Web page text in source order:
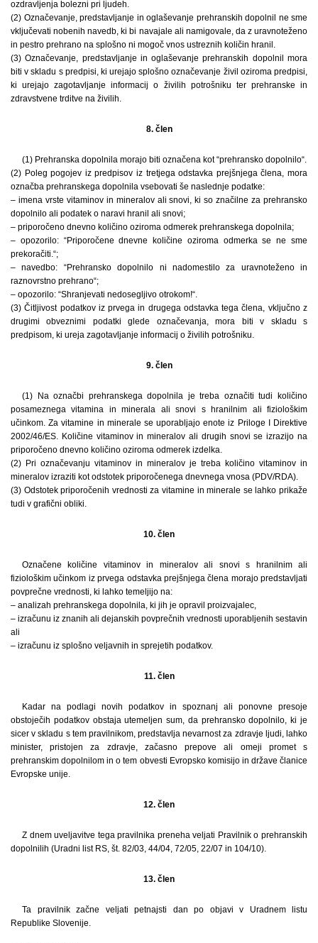
ozdravljenja bolezni pri ljudeh.
(2) Označevanje, predstavljanje in oglaševanje prehranskih dopolnil ne sme
vključevati nobenih navedb, ki bi navajale ali namigovale, da z uravnoteženo
in pestro prehrano na splošno ni mogoč vnos ustreznih količin hranil.
(3) Označevanje, predstavljanje in oglaševanje prehranskih dopolnil mora
biti v skladu s predpisi, ki urejajo splošno označevanje živil oziroma predpisi,
ki urejajo zagotavljanje informacij o živilih potrošniku ter prehranske in
zdravstvene trditve na živilih.
8. člen
(1) Prehranska dopolnila morajo biti označena kot “prehransko dopolnilo“.
(2) Poleg pogojev iz predpisov iz tretjega odstavka prejšnjega člena, mora
označba prehranskega dopolnila vsebovati še naslednje podatke:
– imena vrste vitaminov in mineralov ali snovi, ki so značilne za prehransko
dopolnilo ali podatek o naravi hranil ali snovi;
– priporočeno dnevno količino oziroma odmerek prehranskega dopolnila;
– opozorilo: “Priporočene dnevne količine oziroma odmerka se ne sme
prekoračiti.“;
– navedbo: “Prehransko dopolnilo ni nadomestilo za uravnoteženo in
raznovrstno prehrano“;
– opozorilo: “Shranjevati nedosegljivo otrokom!“.
(3) Čitljivost podatkov iz prvega in drugega odstavka tega člena, vključno z
drugimi obveznimi podatki glede označevanja, mora biti v skladu s
predpisom, ki ureja zagotavljanje informacij o živilih potrošniku.
9. člen
(1) Na označbi prehranskega dopolnila je treba označiti tudi količino
posameznega vitamina in minerala ali snovi s hranilnim ali fiziološkim
učinkom. Za vitamine in minerale se uporabljajo enote iz Priloge I Direktive
2002/46/ES. Količine vitaminov in mineralov ali drugih snovi se izrazijo na
priporočeno dnevno količino oziroma odmerek izdelka.
(2) Pri označevanju vitaminov in mineralov je treba količino vitaminov in
mineralov izraziti kot odstotek priporočenega dnevnega vnosa (PDV/RDA).
(3) Odstotek priporočenih vrednosti za vitamine in minerale se lahko prikaže
tudi v grafični obliki.
10. člen
Označene količine vitaminov in mineralov ali snovi s hranilnim ali
fiziološkim učinkom iz prvega odstavka prejšnjega člena morajo predstavljati
povprečne vrednosti, ki lahko temeljijo na:
– analizah prehranskega dopolnila, ki jih je opravil proizvajalec,
– izračunu iz znanih ali dejanskih povprečnih vrednosti uporabljenih sestavin
ali
– izračunu iz splošno veljavnih in sprejetih podatkov.
11. člen
Kadar na podlagi novih podatkov in spoznanj ali ponovne presoje
obstoječih podatkov obstaja utemeljen sum, da prehransko dopolnilo, ki je
sicer v skladu s tem pravilnikom, predstavlja nevarnost za zdravje ljudi, lahko
minister, pristojen za zdravje, začasno prepove ali omeji promet s
prehranskim dopolnilom in o tem obvesti Evropsko komisijo in države članice
Evropske unije.
12. člen
Z dnem uveljavitve tega pravilnika preneha veljati Pravilnik o prehranskih
dopolnilih (Uradni list RS, št. 82/03, 44/04, 72/05, 22/07 in 104/10).
13. člen
Ta pravilnik začne veljati petnajsti dan po objavi v Uradnem listu
Republike Slovenije.